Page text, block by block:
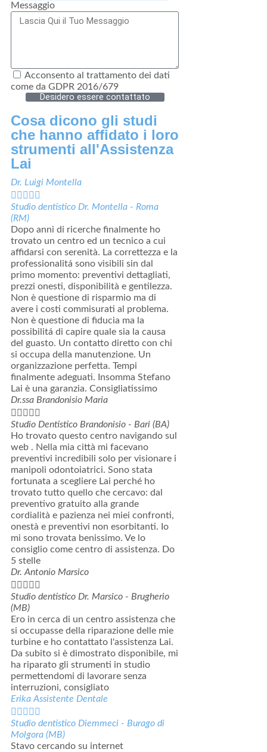
Messaggio
Acconsento al trattamento dei dati
come da GDPR 2016/679
Desidero essere contattato
Cosa dicono gli studi
che hanno affidato i loro
strumenti all'Assistenza
Lai
Dr. Luigi Montella
    
Studio dentistico Dr. Montella - Roma
(RM)
Dopo anni di ricerche finalmente ho
trovato un centro ed un tecnico a cui
affidarsi con serenità. La correttezza e la
professionalitá sono visibili sin dal
primo momento: preventivi dettagliati,
prezzi onesti, disponibilità e gentilezza.
Non è questione di risparmio ma di
avere i costi commisurati al problema.
Non è questione di fiducia ma la
possibilitá di capire quale sia la causa
del guasto. Un contatto diretto con chi
si occupa della manutenzione. Un
organizzazione perfetta. Tempi
finalmente adeguati. Insomma Stefano
Lai è una garanzia. Consigliatissimo
Dr.ssa Brandonisio Maria
    
Studio Dentistico Brandonisio - Bari (BA)
Ho trovato questo centro navigando sul
web . Nella mia città mi facevano
preventivi incredibili solo per visionare i
manipoli odontoiatrici. Sono stata
fortunata a scegliere Lai perché ho
trovato tutto quello che cercavo: dal
preventivo gratuito alla grande
cordialità e pazienza nei miei confronti,
onestà e preventivi non esorbitanti. Io
mi sono trovata benissimo. Ve lo
consiglio come centro di assistenza. Do
5 stelle
Dr. Antonio Marsico
    
Studio dentistico Dr. Marsico - Brugherio
(MB)
Ero in cerca di un centro assistenza che
si occupasse della riparazione delle mie
turbine e ho contattato l'assistenza Lai.
Da subito si è dimostrato disponibile, mi
ha riparato gli strumenti in studio
permettendomi di lavorare senza
interruzioni, consigliato
Erika Assistente Dentale
    
Studio dentistico Diemmeci - Burago di
Molgora (MB)
Stavo cercando su internet